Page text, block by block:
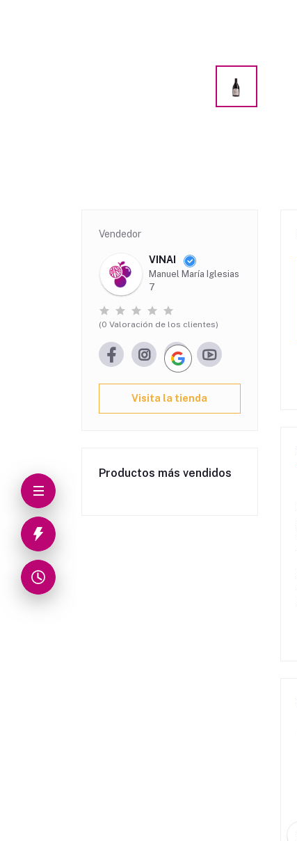
Vendedor
VINAI
Manuel María Iglesias
7
(0 Valoración de los clientes)
Visita la tienda
Productos más vendidos